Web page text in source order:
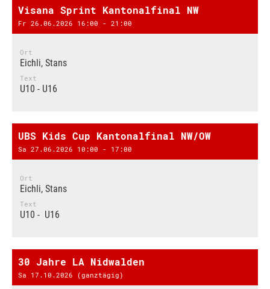
Visana Sprint Kantonalfinal NW
Fr 26.06.2026 16:00 - 21:00
Ort
Eichli, Stans
Text
U10 - U16
UBS Kids Cup Kantonalfinal NW/OW
Sa 27.06.2026 10:00 - 17:00
Ort
Eichli, Stans
Text
U10 - U16
30 Jahre LA Nidwalden
Sa 17.10.2026 (ganztägig)